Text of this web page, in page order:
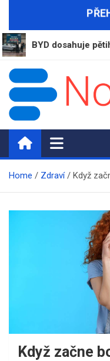
content
BYD dosahuje
Magazín novinek a
Home Zdraví Když
Když začne